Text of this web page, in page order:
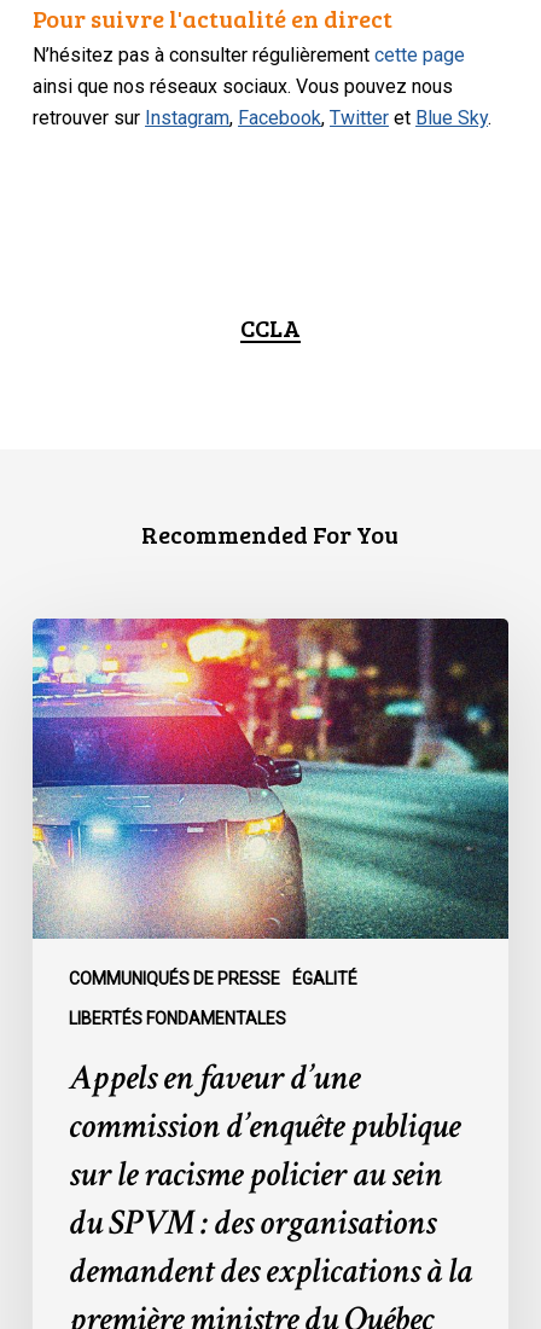
Pour suivre l'actualité en direct
N’hésitez pas à consulter régulièrementcette page
ainsi que nos réseaux sociaux. Vous pouvez nous
retrouver sur Instagram, Facebook,Twitter et Blue Sky.
CCLA
Recommended For You
COMMUNIQUÉS DE PRESSE ÉGALITÉ
LIBERTÉS FONDAMENTALES
Appels
en
faveur
d’une
commission
d’enquête
publique
sur
le
racisme
policier
SPVM
organisations
explications
Appels en faveur d’une
commission d’enquête publique
sur le racisme policier au sein
du SPVM : des organisations
demandent des explications à la
première ministre du Québec